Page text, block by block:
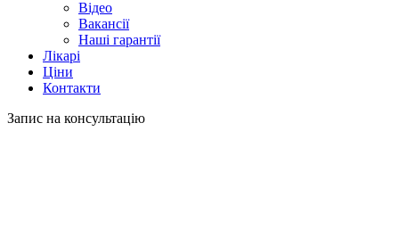
Відео
Вакансії
Наші гарантії
Лікарі
Ціни
Контакти
Запис на консультацію